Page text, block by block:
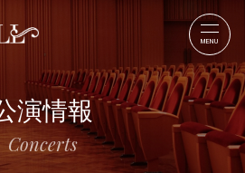
MENU
演情報
Concerts